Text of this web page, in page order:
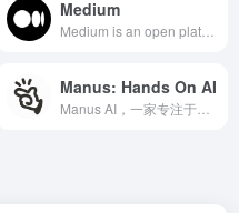
Medium
Manus: Hands On AI